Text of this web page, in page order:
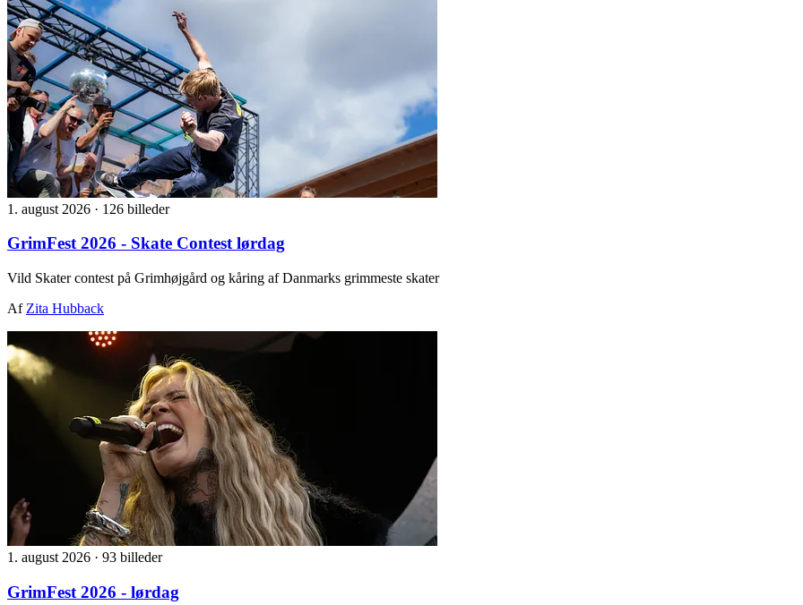
1. august 2026 · 126 billeder
GrimFest 2026 - Skate Contest lørdag
Vild Skater contest på Grimhøjgård og kåring af Danmarks grimmeste skater
Af Zita Hubback
1. august 2026 · 93 billeder
GrimFest 2026 - lørdag